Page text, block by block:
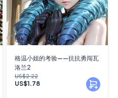
格温小姐的考验——抗抗勇闯瓦
洛兰2
US$2.22
US$1.78